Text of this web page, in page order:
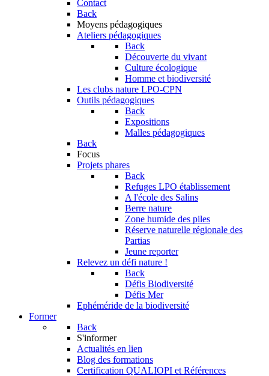
Contact
Back
Moyens pédagogiques
Ateliers pédagogiques
Back
Découverte du vivant
Culture écologique
Homme et biodiversité
Les clubs nature LPO-CPN
Outils pédagogiques
Back
Expositions
Malles pédagogiques
Back
Focus
Projets phares
Back
Refuges LPO établissement
A l'école des Salins
Berre nature
Zone humide des piles
Réserve naturelle régionale des
Partias
Jeune reporter
Relevez un défi nature !
Back
Défis Biodiversité
Défis Mer
Ephéméride de la biodiversité
Former
Back
S'informer
Actualités en lien
Blog des formations
Certification QUALIOPI et Références